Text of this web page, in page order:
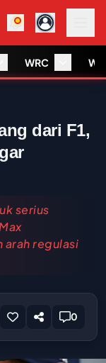
WRC
dari F1,
serius
arah regulasi
0